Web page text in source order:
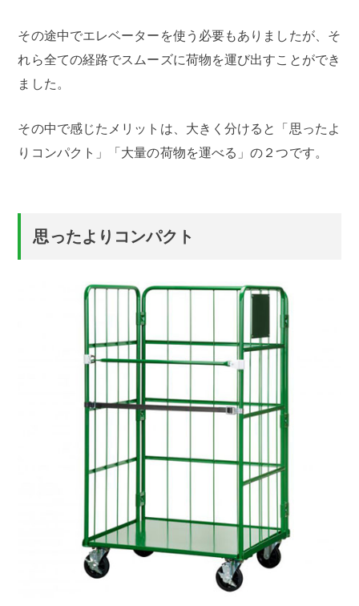
その途中でエレベーターを使う必要もありましたが、そ
れら全ての経路でスムーズに荷物を運び出すことができ
ました。
その中で感じたメリットは、大きく分けると「思ったよ
りコンパクト」「大量の荷物を運べる」の２つです。
思ったよりコンパクト